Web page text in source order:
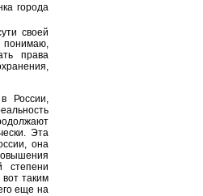
города
своей
понимаю,
права
России,
Эта
она
степени
таким
еще на